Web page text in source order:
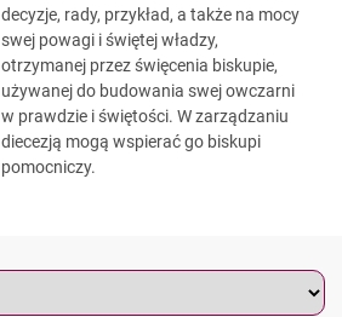
decyzje, rady, przykład, a także na mocy
swej powagi i świętej władzy,
otrzymanej przez święcenia biskupie,
używanej do budowania swej owczarni
w prawdzie i świętości. W zarządzaniu
diecezją mogą wspierać go biskupi
pomocniczy.